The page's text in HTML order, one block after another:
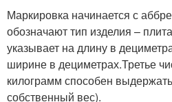
Маркировка начинается с
обозначают тип изделия –
указывает на длину в
ширине в дециметрах.Третье
килограмм способен
собственный вес).